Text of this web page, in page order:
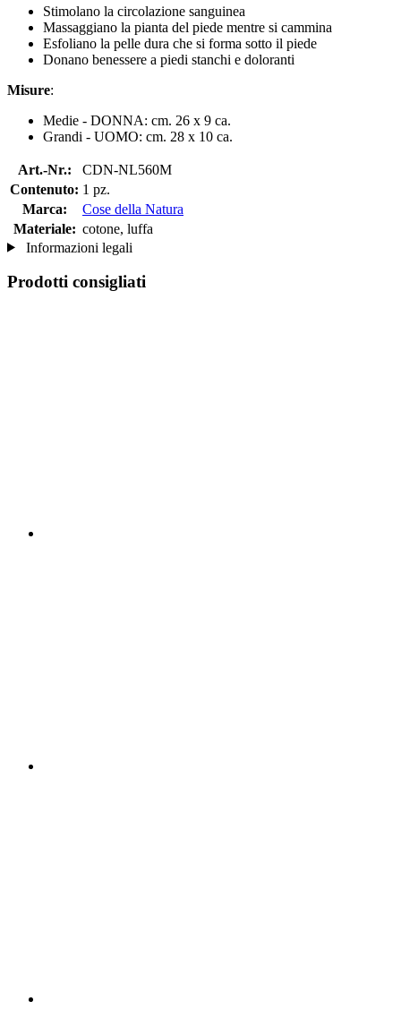
Stimolano la circolazione sanguinea
Massaggiano la pianta del piede mentre si cammina
Esfoliano la pelle dura che si forma sotto il piede
Donano benessere a piedi stanchi e doloranti
Misure:
Medie - DONNA: cm. 26 x 9 ca.
Grandi - UOMO: cm. 28 x 10 ca.
Art.-Nr.:
CDN-NL560M
Contenuto: 1 pz.
Marca:
Cose della Natura
Materiale: cotone, luffa
Informazioni legali
Prodotti consigliati